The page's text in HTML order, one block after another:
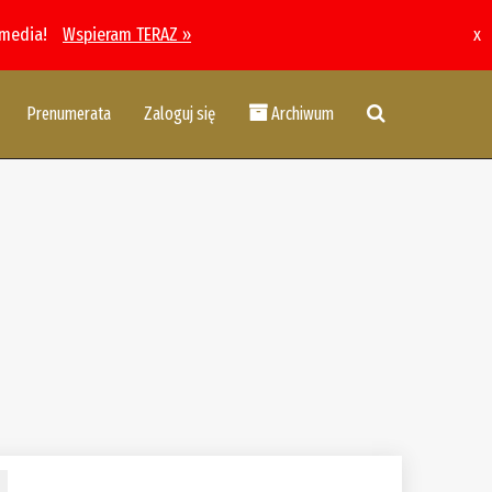
Wspieram TERAZ » x
Prenumerata Zaloguj się Archiwum